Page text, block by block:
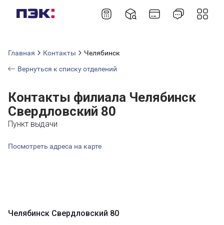
Главная Контакты
Челябинск
Вернуться к списку отделений
Контакты филиала Челябинск
Свердловский 80
Пункт выдачи
Посмотреть адреса на карте
Челябинск Свердловский 80